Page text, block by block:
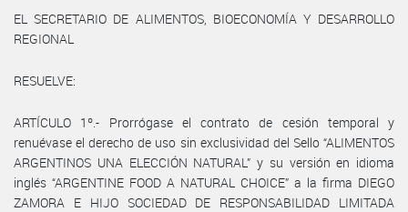
EL SECRETARIO DE ALIMENTOS, BIOECONOMÍA Y DESARROLLO
REGIONAL
RESUELVE:
ARTÍCULO 1º.- Prorrógase el contrato de cesión temporal y
renuévase el derecho de uso sin exclusividad del Sello “ALIMENTOS
ARGENTINOS UNA ELECCIÓN NATURAL” y su versión en idioma
inglés “ARGENTINE FOOD A NATURAL CHOICE” a la firma DIEGO
ZAMORA E HIJO SOCIEDAD DE RESPONSABILIDAD LIMITADA